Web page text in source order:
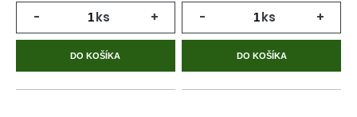
- ks +
DO KOŠÍKA
- ks +
DO KOŠÍKA